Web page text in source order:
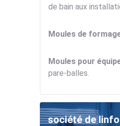
de bain aux
Moules de
Moules pour
pare-balles.
société de